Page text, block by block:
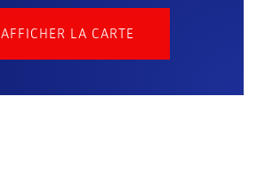
AFFICHER LA CARTE